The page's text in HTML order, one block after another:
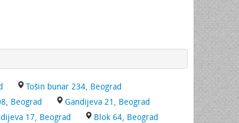
Tošin bunar 234, Beograd
Beograd
Gandijeva 21, Beograd
17, Beograd
Blok 64, Beograd